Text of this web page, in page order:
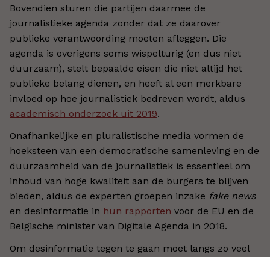
Bovendien sturen die partijen daarmee de
journalistieke agenda zonder dat ze daarover
publieke verantwoording moeten afleggen. Die
agenda is overigens soms wispelturig (en dus niet
duurzaam), stelt bepaalde eisen die niet altijd het
publieke belang dienen, en heeft al een merkbare
invloed op hoe journalistiek bedreven wordt, aldus
academisch onderzoek uit 2019.
Onafhankelijke en pluralistische media vormen de
hoeksteen van een democratische samenleving en de
duurzaamheid van de journalistiek is essentieel om
inhoud van hoge kwaliteit aan de burgers te blijven
bieden, aldus de experten groepen inzake fake news
en desinformatie in hun rapporten voor de EU en de
Belgische minister van Digitale Agenda in 2018.
Om desinformatie tegen te gaan moet langs zo veel